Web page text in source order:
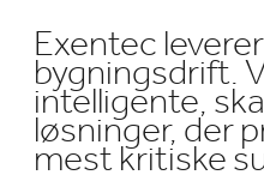
Exentec
bygningsdrift.
intelligente,
løsninger, der
mest kritiske